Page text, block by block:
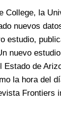
College, la
nuevos
estudio,
nuevo
Estado de
la hora del
Frontiers